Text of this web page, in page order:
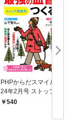
PHPからだスマイル20
24年2月号 ストップ突
然死 「最強の血管」を
540